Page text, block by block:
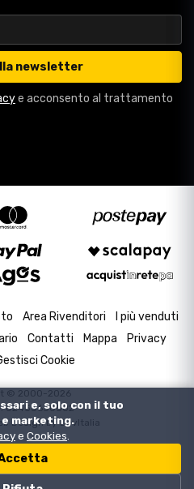
newsletter
e acconsento al trattamento
Area Rivenditori
I più venduti
Contatti Mappa
Privacy
Cookie
© 2000-2026
02433630502
Design byDevItalia
e, solo con il tuo
marketing.
e Cookies